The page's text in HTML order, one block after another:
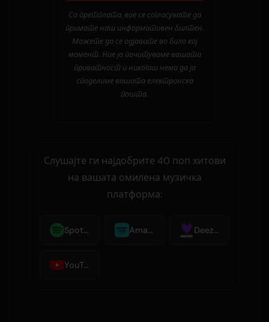
Со претплата, вие се согласувате да
примате наш информативен билтен.
Можете да се одјавите во било кој
момент. Ние ја почитуваме вашата
приватност и никогаш нема да ја
споделиме вашата електронска
пошта.
Слушајте ги најдобрите 40 поп хитови
на вашата омилена музичка
платформа:
Spotify Amazon Music Deezer
YouTube Music